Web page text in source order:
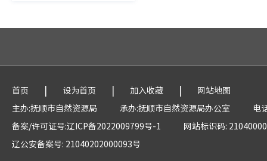
首页 | 设为首页 | 加入收藏 |
网站地图
主办:抚顺市自然资源局
承办:抚顺市自然资源局办公室
电
备案/许可证号:辽ICP备2022009799号-1
网站标识码:
辽公安备案号: 21040202000093号